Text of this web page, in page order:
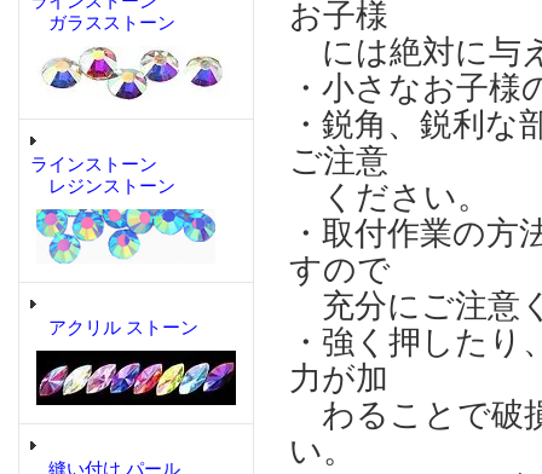
ガラスストーン
ラインストーン
レジンストーン
アクリル ストーン
縫い付け パール
お子様
には絶対に与
・小さなお子
・鋭角、鋭利
ご注意
ください。
・取付作業の
すので
充分にご注意
・強く押した
力が加
わることで破
い。